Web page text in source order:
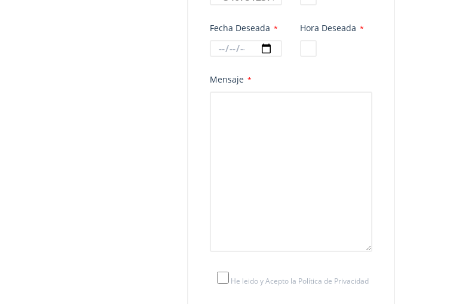
Fecha Deseada * Hora Deseada *
Mensaje *
He leido y Acepto la Política de Privacidad